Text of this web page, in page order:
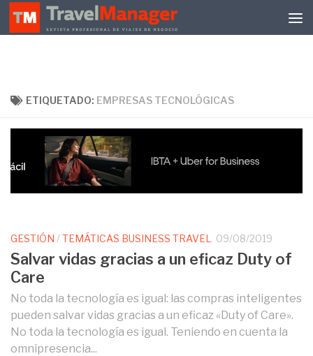
Debajo del contenido
ETIQUETADO: EMPRESAS TECNOLÓGICAS
GESTIÓN /TEMÁTICAS BUSINESS TRAVEL 09/08/2019
Salvar vidas gracias a un eficaz Duty of
Care
No toda la tecnología es igual: las compras inteligentes
pueden salvar vidas gracias a un eficaz «Duty of Care».
No toda la tecnología es igual. Teniendo en cuenta la
omnipresencia...